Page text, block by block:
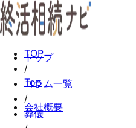
トップ
Top
会社概要
TOP
/
コラム一覧
/
葬儀